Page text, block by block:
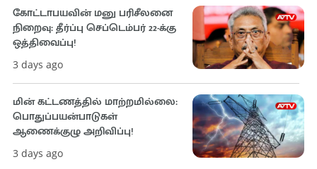
கோட்டாபயவின் மனு பரிசீலனை
நிறைவு: தீர்ப்பு செப்டெம்பர் 22-க்கு
ஒத்திவைப்பு!
3 days ago
மின் கட்டணத்தில் மாற்றமில்லை:
பொதுப்பயன்பாடுகள்
ஆணைக்குழு அறிவிப்பு!
3 days ago